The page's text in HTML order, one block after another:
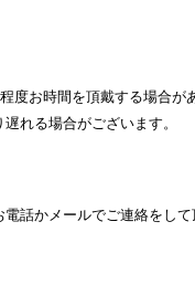
度お時間を頂戴する場合が
れる場合がございます。
話かメールでご連絡をし